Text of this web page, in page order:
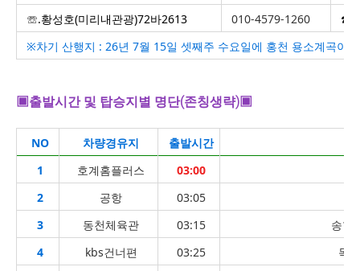
☏.황성호(미리내관광)72바2613
010-4579-1260
☎.
※차기 산행지 : 26년 7월 15일 셋째주 수요일에 홍천 용소계곡이
▣출발시간 및 탑승지별 명단(존칭생략)▣
NO 차량경유지 출발시간
1
호계홈플러스 03:00
2
공항
03:05
3
동천체육관 03:15
송학
4
kbs건너편 03:25
목